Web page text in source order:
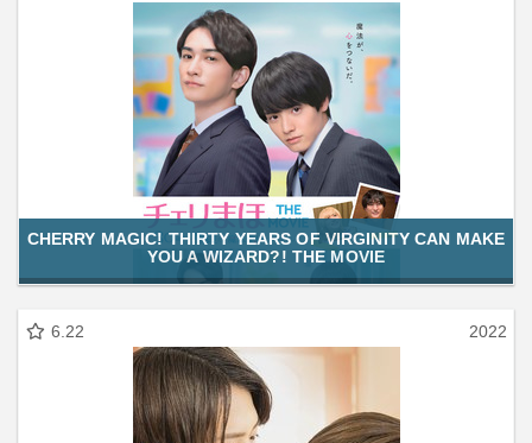
CHERRY MAGIC! THIRTY YEARS OF VIRGINITY CAN MAKE
YOU A WIZARD?! THE MOVIE
6.22 2022